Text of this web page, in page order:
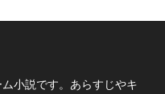
小説です。あらすじやキ